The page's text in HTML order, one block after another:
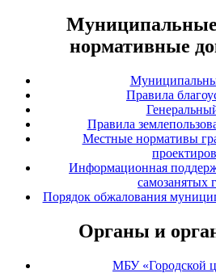
Муниципальные
нормативные
Правила
Правила
Местные нормативы
Информационная
самозанятых
Порядок обжалования
Органы и
МБУ «Городской